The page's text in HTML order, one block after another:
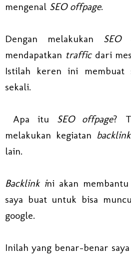
mengenal SEO offpage.
Dengan melakukan SEO
mendapatkan traffic dari
Istilah keren ini membuat
sekali.
Apa itu SEO offpage?
melakukan kegiatan backlink
lain.
Backlink ini akan membantu
saya buat untuk bisa
google.
Inilah yang benar-benar